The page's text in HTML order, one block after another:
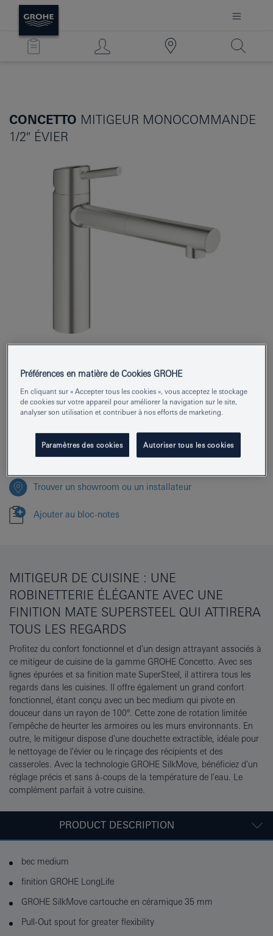
CONCETTO MITIGEUR MONOCOMMANDE
1/2″ ÉVIER
Couleur supersteel
Trouver un showroom ou un installateur
Ajouter au bloc-notes
MITIGEUR DE CUISINE : UNE
ROBINETTERIE ÉLÉGANTE AVEC UNE
FINITION MATE SUPERSTEEL QUI ATTIRERA
TOUS LES REGARDS
Profitez du confort fonctionnel et d'un design attrayant associés à
ce mitigeur de cuisine de la gamme GROHE Concetto. Avec ses
lignes épurées et sa finition mate SuperSteel, il attirera tous les
regards dans les cuisines. Il offre également un grand confort
fonctionnel, étant conçu avec un bec medium qui pivote en
douceur dans un rayon de 100°. Cette zone de rotation limitée
l'empêche de heurter les armoires ou les murs environnants. En
outre, le mitigeur dispose d'une douchette extractible, idéale pour
le nettoyage de l'évier ou le rinçage des récipients et des
casseroles. Avec la technologie GROHE SilkMove, bénéficiez d'un
réglage précis et sans à-coups de la température de l'eau. Le
complément parfait à votre cuisine.
PRODUCT DESCRIPTION
bec medium
finition GROHE LongLife
GROHE SilkMove cartouche en céramique 35 mm
Pull-Out spout for greater flexibility
Préférences en matière de Cookies GROHE
En cliquant sur « Accepter tous les cookies », vous acceptez le stockage
de cookies sur votre appareil pour améliorer la navigation sur le site,
analyser son utilisation et contribuer à nos efforts de marketing.
Paramètres des cookies Autoriser tous les cookies